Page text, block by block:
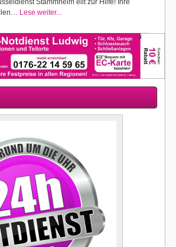
Stammheim eilt zur Hilfe! Ihre
Lese weiter...